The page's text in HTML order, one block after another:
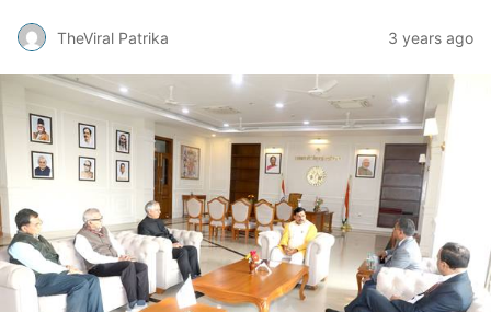
TheViral Patrika 3 years ago